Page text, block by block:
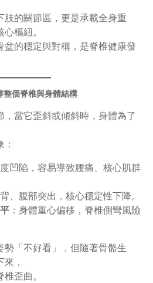
肢的關節區，更是承載全身重
樞紐。
盆的穩定與對稱，是脊椎健康發
個脊椎與身體結構
當它歪斜或傾斜時，身體為了
凹陷，容易導致腰痛、核心肌群
、腹部突出，核心穩定性下降。
：身體重心偏移，脊椎側彎風險
勢「不好看」，但隨著骨骼生
，
歪曲。